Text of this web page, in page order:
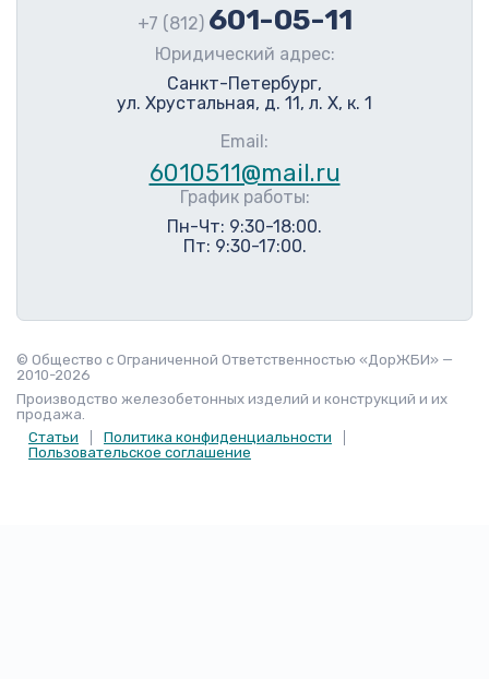
+7 (812) 601-05-11
Юридический адрес:
Санкт-Петербург,
ул. Хрустальная, д. 11, л. Х, к. 1
Email:
6010511@mail.ru
График работы:
Пн-Чт: 9:30-18:00.
Пт: 9:30-17:00.
© Общество с Ограниченной Ответственностью «ДорЖБИ» —
2010-2026
Производство железобетонных изделий и конструкций и их
продажа.
Статьи
Политика конфиденциальности
Пользовательское соглашение